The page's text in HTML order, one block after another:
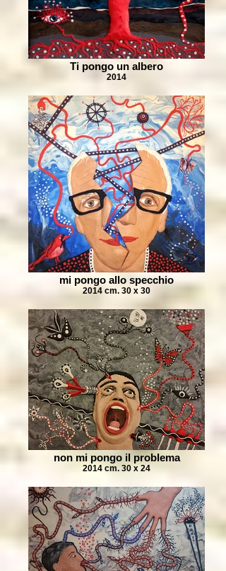
Ti pongo un albero
2014
mi pongo allo specchio
2014 cm. 30 x 30
non mi pongo il problema
2014 cm. 30 x 24